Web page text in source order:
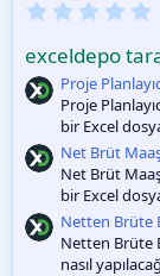
l
exceldepo
Proje
Proje
bir Excel
Net Brüt
Net Brüt
bir Excel
Netten Brüte
Netten Brüte
nasıl